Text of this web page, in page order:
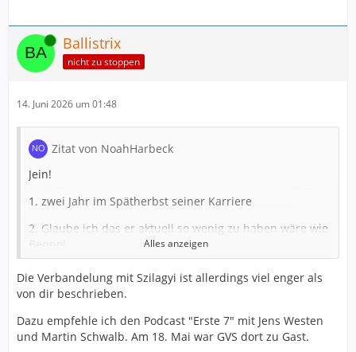
Online Ballistrix
nicht zu stoppen
14. Juni 2026 um 01:48
Zitat von NoahHarbeck
Jein!
1. zwei Jahr im Spätherbst seiner Karriere
2. Glaube ich das er aktuell so wenig zu haben wäre wie
und
3. Er hat überzeugt ja auch gerade extrem!
Alles anzeigen
Die Verbandelung mit Szilagyi ist allerdings viel enger als
von dir beschrieben.
Dazu empfehle ich den Podcast "Erste 7" mit Jens Westen
und Martin Schwalb. Am 18. Mai war GVS dort zu Gast.